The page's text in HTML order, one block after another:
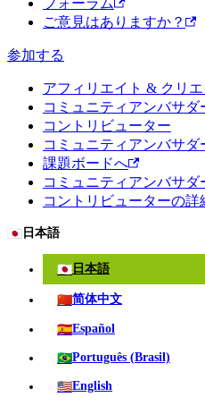
フォーラム
ご意見はありますか？
参加する
アフィリエイト & クリ
コミュニティアンバサダ
コントリビューター
コミュニティアンバサダ
課題ボードへ
コミュニティアンバサダ
コントリビューターの詳
🇯🇵 日本語
🇯🇵 日本語
🇨🇳简体中文
🇪🇸Español
🇧🇷Português (Brasil)
🇺🇸English